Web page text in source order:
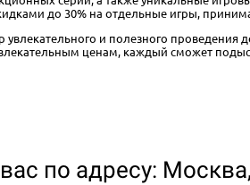
до 30% на отдельные игры,
увлекательного и полезного
ценам, каждый сможет
по адресу: